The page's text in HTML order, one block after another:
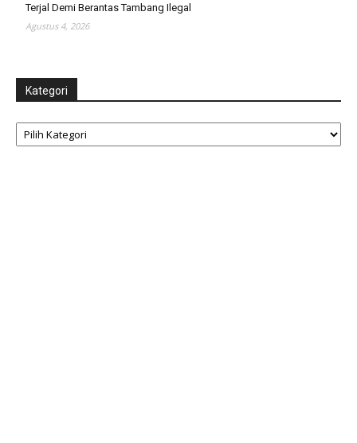
Terjal Demi Berantas Tambang Ilegal
Agustus 4, 2026
Kategori
Kategori